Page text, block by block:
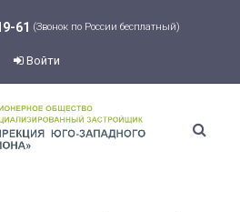
61 (Звонок по России бесплатный)
Войти